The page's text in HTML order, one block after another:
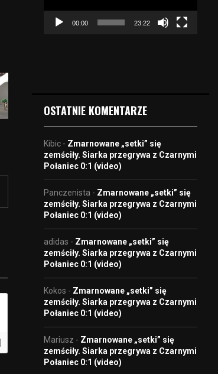
e
o
00:00 23:22
OSTATNIE KOMENTARZE
Kibic - Zmarnowane „setki” się
zemściły. Siarka przegrywa z Czarnymi
Połaniec 0:1 (video)
Panczenista - Zmarnowane „setki” się
zemściły. Siarka przegrywa z Czarnymi
Połaniec 0:1 (video)
adidas - Zmarnowane „setki” się
zemściły. Siarka przegrywa z Czarnymi
Połaniec 0:1 (video)
Kokos - Zmarnowane „setki” się
zemściły. Siarka przegrywa z Czarnymi
Połaniec 0:1 (video)
Mariusz - Zmarnowane „setki” się
zemściły. Siarka przegrywa z Czarnymi
Połaniec 0:1 (video)